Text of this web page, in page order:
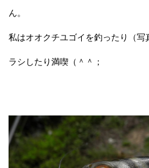
ん。
私はオオクチユゴイを釣ったり（
ラシしたり満喫（＾＾；